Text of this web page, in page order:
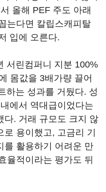
올해 PEF 주도 아래
는다면 칼립스캐피탈
입에 오른다.
서린컴퍼니 지분 100%
몸값을 3배가량 끌어
하는 성과를 거뒀다. 성
에서 역대급이었다는
다. 거래 규모도 크지 않
용이했고, 고금리 기
를 활용하기 어려운 만
율적이라는 평가도 뒤